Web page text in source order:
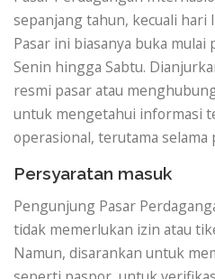
sepanjang tahun, kecuali hari
Pasar ini biasanya buka mulai
Senin hingga Sabtu.
resmi pasar atau
untuk mengetahui informasi
operasional, terutama selama
Persyaratan masuk
Pengunjung Pasar
tidak memerlukan izin atau
Namun, disarankan untuk